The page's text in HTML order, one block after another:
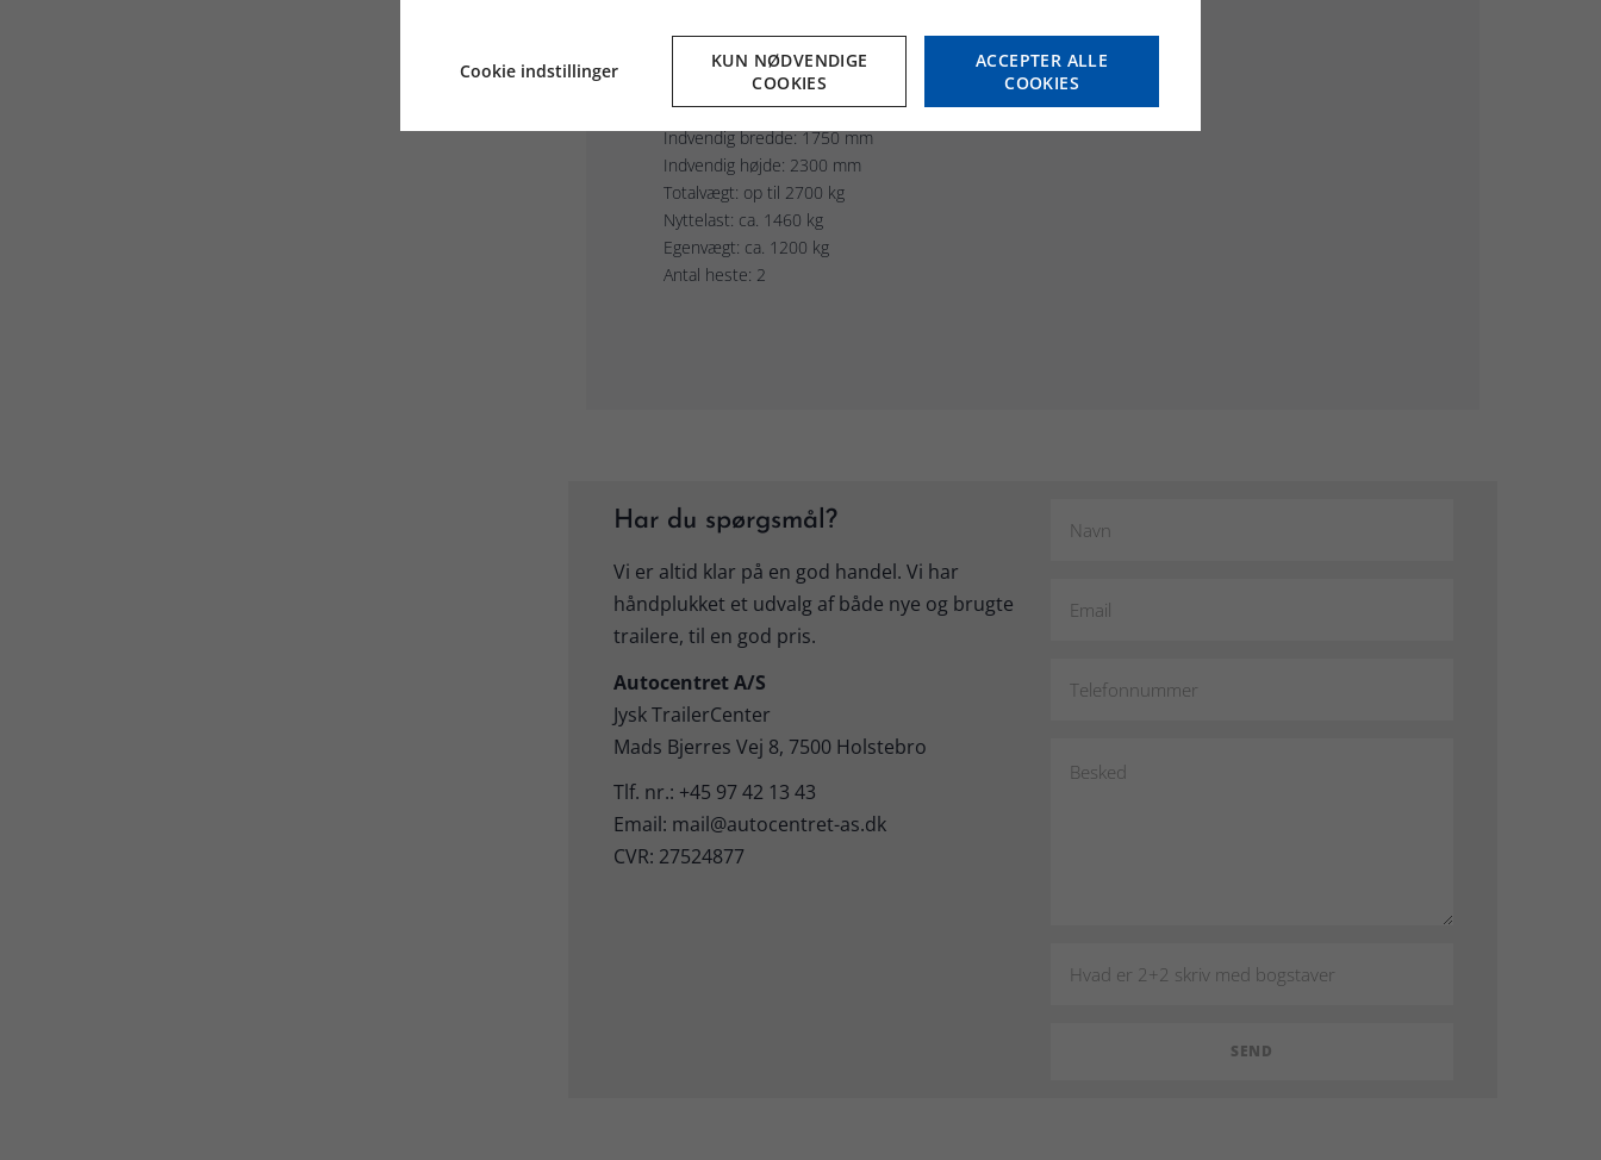
Specifikationer
Indvendig længde: 3900 mm
Indvendig bredde: 1750 mm
Indvendig højde: 2300 mm
Totalvægt: op til 2700 kg
Nyttelast: ca. 1460 kg
Egenvægt: ca. 1200 kg
Antal heste: 2
Har du spørgsmål?
Vi er altid klar på en god handel. Vi har
håndplukket et udvalg af både nye og brugte
trailere, til en god pris.
Autocentret A/S
Jysk TrailerCenter
Mads Bjerres Vej 8, 7500 Holstebro
Tlf. nr.: +45 97 42 13 43
Email: mail@autocentret-as.dk
CVR: 27524877
Cookie indstillinger
KUN NØDVENDIGE
COOKIES
ACCEPTER ALLE
COOKIES